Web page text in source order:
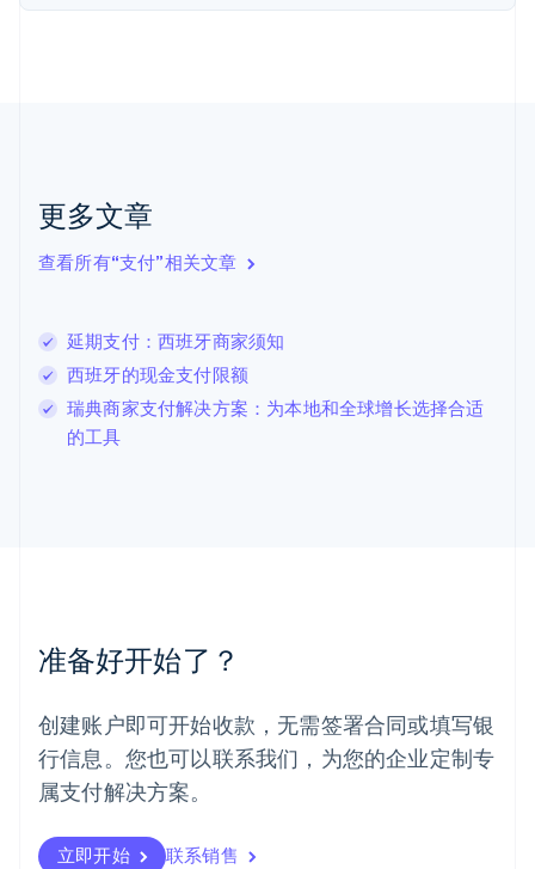
更多文章
查看所有“支付”相关文章
延期支付：西班牙商家须知
西班牙的现金支付限额
瑞典商家支付解决方案：为本地和全球增长选择合适
的工具
准备好开始了？
创建账户即可开始收款，无需签署合同或填写银
行信息。您也可以联系我们，为您的企业定制专
属支付解决方案。
立即开始 联系销售
芬兰
克罗地亚
EnglishItaliano
拉脱维亚
English
列支敦士登
DeutschEnglish
卢森堡
FrançaisDeutschEnglish
罗马尼亚
墨西哥
EspañolEnglish
English
葡萄牙
PortuguêsEnglish
日本
瑞典
Svenska English